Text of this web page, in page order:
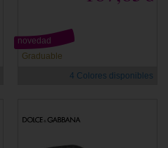
Graduable
novedad
4 Colores disponibles